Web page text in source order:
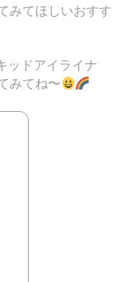
みてほしいおすす
ッドアイライナ
みてね〜